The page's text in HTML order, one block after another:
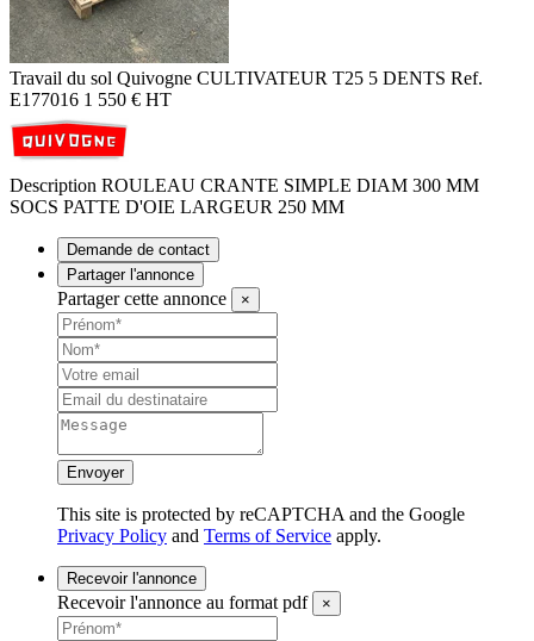
Travail du sol Quivogne CULTIVATEUR T25 5 DENTS Ref.
E177016 1 550 € HT
Description ROULEAU CRANTE SIMPLE DIAM 300 MM
SOCS PATTE D'OIE LARGEUR 250 MM
Demande de contact
Partager l'annonce
Partager cette annonce ×
Envoyer
This site is protected by reCAPTCHA and the Google
Privacy Policy and Terms of Service apply.
Recevoir l'annonce
Recevoir l'annonce au format pdf ×